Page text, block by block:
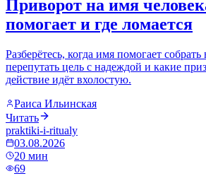
Приворот на имя
помогает и где ломается
Разберётесь, когда имя помогает
перепутать цель с надеждой и какие
действие идёт вхолостую.
Раиса Ильинская
Читать
praktiki-i-ritualy
03.08.2026
20 мин
69